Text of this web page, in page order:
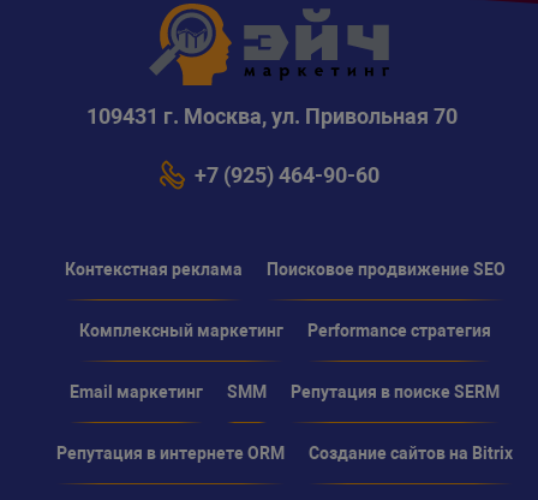
109431 г. Москва, ул. Привольная 70
+7 (925) 464-90-60
Контекстная реклама Поисковое продвижение SEO
Комплексный маркетинг Performance стратегия
Email маркетинг SMM Репутация в поиске SERM
Репутация в интернете ORM Создание сайтов на Bitrix